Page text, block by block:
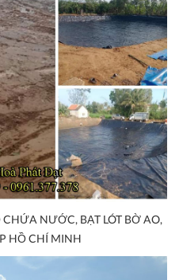
NƯỚC, BẠT LÓT BỜ AO,
HỒ CHÍ MINH